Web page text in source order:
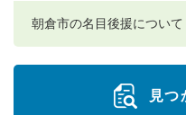
朝倉市の名目後援について
見つ